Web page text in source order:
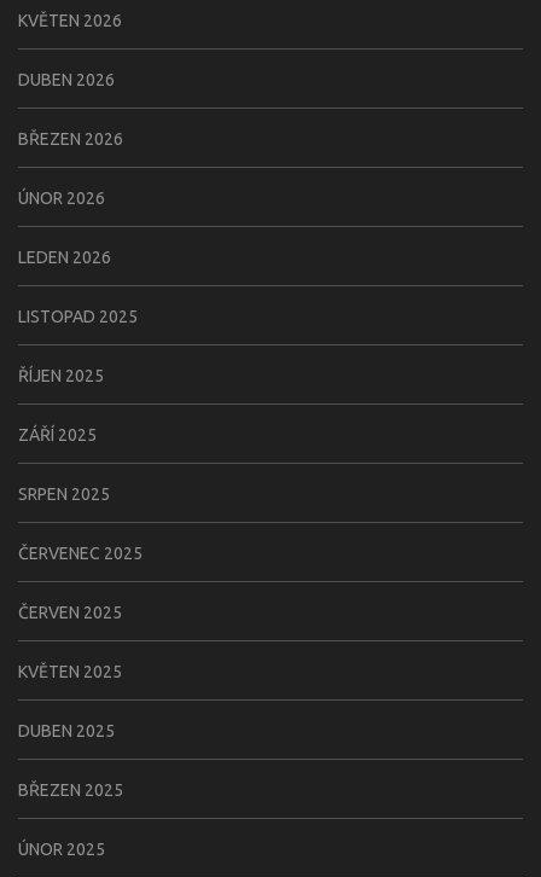
KVĚTEN 2026
DUBEN 2026
BŘEZEN 2026
ÚNOR 2026
LEDEN 2026
LISTOPAD 2025
ŘÍJEN 2025
ZÁŘÍ 2025
SRPEN 2025
ČERVENEC 2025
ČERVEN 2025
KVĚTEN 2025
DUBEN 2025
BŘEZEN 2025
ÚNOR 2025